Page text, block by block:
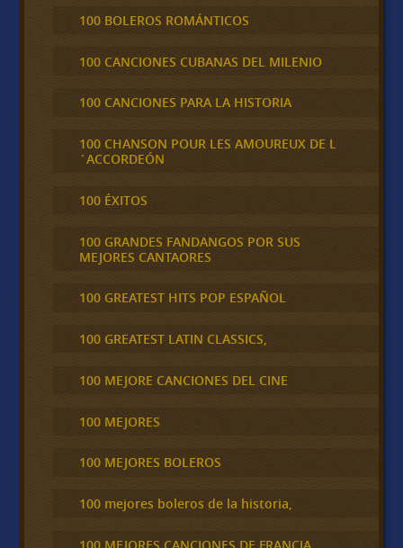
100 BOLEROS ROMÁNTICOS
100 CANCIONES CUBANAS DEL MILENIO
100 CANCIONES PARA LA HISTORIA
100 CHANSON POUR LES AMOUREUX DE L
´ACCORDEÓN
100 ÉXITOS
100 GRANDES FANDANGOS POR SUS
MEJORES CANTAORES
100 GREATEST HITS POP ESPAÑOL
100 GREATEST LATIN CLASSICS,
100 MEJORE CANCIONES DEL CINE
100 MEJORES
100 MEJORES BOLEROS
100 mejores boleros de la historia,